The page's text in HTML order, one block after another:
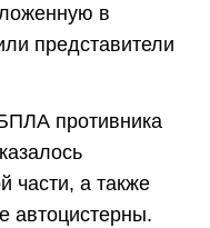
в
представители
противника
части, а также
автоцистерны.